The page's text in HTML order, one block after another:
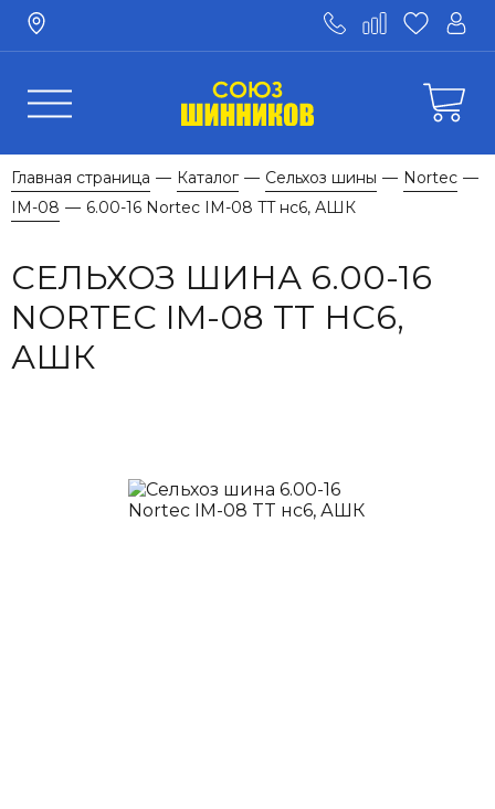
Главная страница — Каталог — Сельхоз шины — Nortec —
IM-08 — 6.00-16 Nortec IM-08 TT нс6, АШК
СЕЛЬХОЗ ШИНА 6.00-16
NORTEC IM-08 TT НС6,
АШК